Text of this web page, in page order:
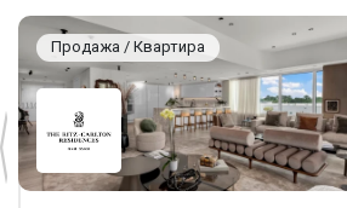
Продажа / Квартира